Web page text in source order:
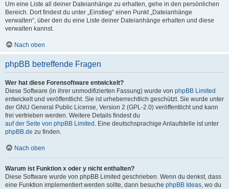
Um eine Liste all deiner Dateianhänge zu erhalten, gehe in den persönlichen
Bereich. Dort findest du unter „Einstieg“ einen Punkt „Dateianhänge
verwalten“, über den du eine Liste deiner Dateianhänge erhalten und diese
verwalten kannst.
Nach oben
phpBB betreffende Fragen
Wer hat diese Forensoftware entwickelt?
Diese Software (in ihrer unmodifizierten Fassung) wurde von phpBB Limited
entwickelt und veröffentlicht. Sie ist urheberrechtlich geschützt. Sie wurde unter
der GNU General Public License, Version 2 (GPL-2.0) veröffentlicht und kann
frei vertrieben werden. Weitere Details findest du
auf der Seite von phpBB Limited . Eine deutschsprachige Anlaufstelle ist unter
phpBB.de zu finden.
Nach oben
Warum ist Funktion x oder y nicht enthalten?
Diese Software wurde von phpBB Limited geschrieben. Wenn du denkst, dass
eine Funktion implementiert werden sollte, dann besuche phpBB Ideas, wo du